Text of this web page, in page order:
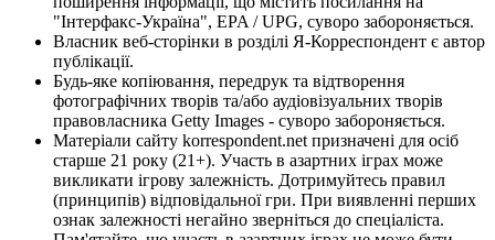
"Інтерфакс-Україна", EPA / UPG, суворо забороняється.
Власник веб-сторінки в розділі Я-Корреспондент є автор
публікації.
Будь-яке копіювання, передрук та відтворення
фотографічних творів та/або аудіовізуальних творів
правовласника Getty Images - суворо забороняється.
Матеріали сайту korrespondent.net призначені для осіб
старше 21 року (21+). Участь в азартних іграх може
викликати ігрову залежність. Дотримуйтесь правил
(принципів) відповідальної гри. При виявленні перших
ознак залежності негайно зверніться до спеціаліста.